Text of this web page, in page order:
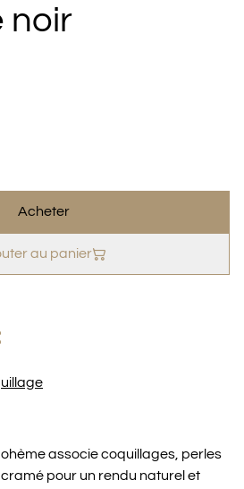
noir
Acheter
au panier
associe coquillages, perles
pour un rendu naturel et